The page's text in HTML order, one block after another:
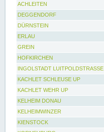
ACHLEITEN
DEGGENDORF
DÜRNSTEIN
ERLAU
GREIN
HOFKIRCHEN
INGOLSTADT LUITPOLDSTRASSE
KACHLET SCHLEUSE UP
KACHLET WEHR UP
KELHEIM DONAU
KELHEIMWINZER
KIENSTOCK